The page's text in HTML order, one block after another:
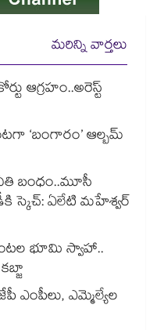
మరిన్ని వార్తలు
ఆగ్రహం..అరెస్ట్
‘బంగారం’ ఆల్బమ్
బంధం..మూసీ
స్కెచ్: ఏలేటి మహేశ్వర్
భూమి స్వాహా..
ఎమ్మెల్యేల